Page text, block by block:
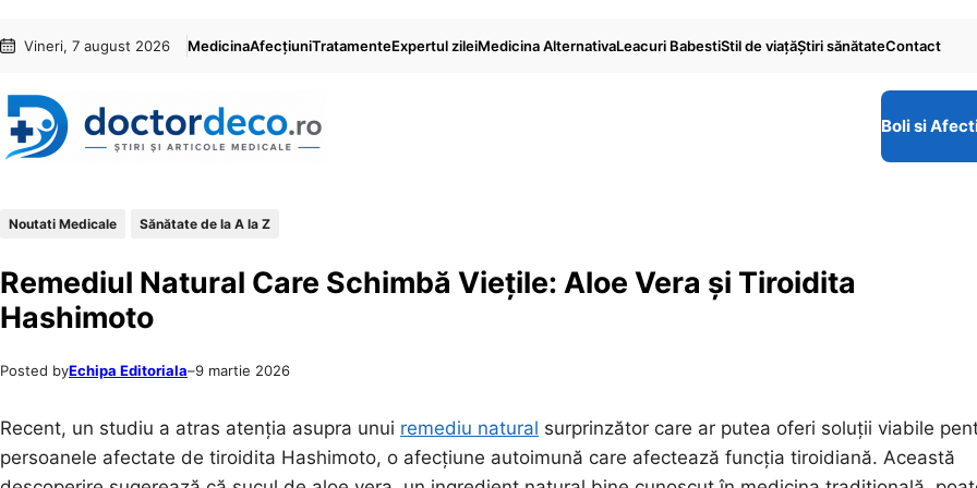
conținut
content
Vineri, 7 august 2026 MedicinaAfecțiuniTratamenteExpertul zileiMedicina AlternativaLeacuri BabestiStil de viaţăŞtiri sănătateContact
Boli si
Noutati Medicale Sănătate de la A la Z
Remediul Natural Care Schimbă Viețile: Aloe Vera și Tiroidita
Hashimoto
Posted byEchipa Editoriala–9 martie 2026
Recent, un studiu a atras atenția asupra unui remediu natural surprinzător care ar putea oferi soluții viabile
persoanele afectate de tiroidita Hashimoto, o afecțiune autoimună care afectează funcția tiroidiană. Această